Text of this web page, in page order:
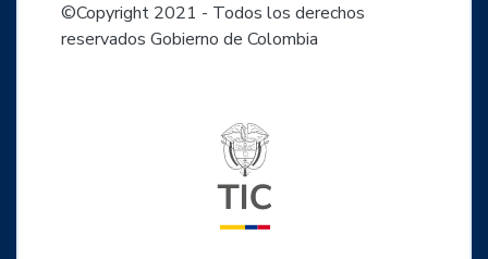
©Copyright 2021 - Todos los derechos
reservados Gobierno de Colombia